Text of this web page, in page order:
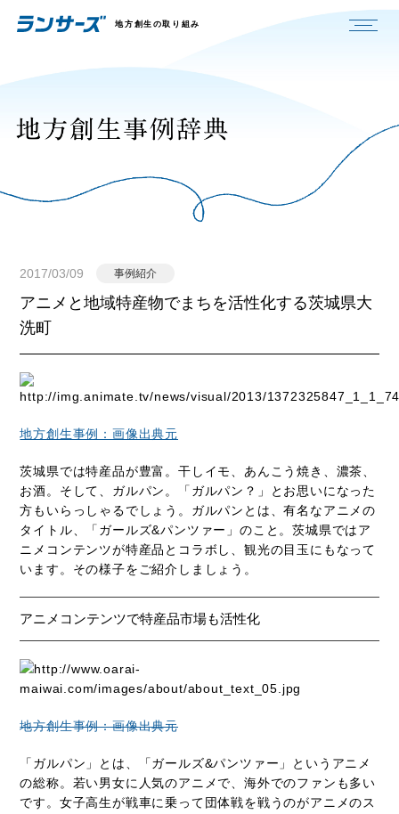
地方創生の取り組み
2017/03/09 事例紹介
アニメと地域特産物でまちを活性化する茨城県大
洗町
地方創生事例：画像出典元
茨城県では特産品が豊富。干しイモ、あんこう焼き、濃茶、
お酒。そして、ガルパン。「ガルパン？」とお思いになった
方もいらっしゃるでしょう。ガルパンとは、有名なアニメの
タイトル、「ガールズ&パンツァー」のこと。茨城県ではア
ニメコンテンツが特産品とコラボし、観光の目玉にもなって
います。その様子をご紹介しましょう。
アニメコンテンツで特産品市場も活性化
地方創生事例：画像出典元
「ガルパン」とは、「ガールズ&パンツァー」というアニメ
の総称。若い男女に人気のアニメで、海外でのファンも多い
です。女子高生が戦車に乗って団体戦を戦うのがアニメのス